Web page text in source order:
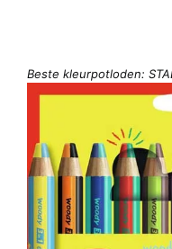
Beste kleurpotloden: